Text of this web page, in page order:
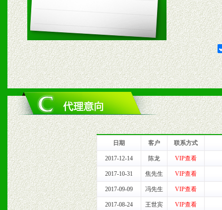
1、给予前期市场操作一定
2、对于临期，滞销品给予
六、服务优势
1、完善的信息服务咨询中
我们将及时回复您的疑问。
2、售后服务：突发性产品
以及时受理记录并合理妥
3、我们时刻整理各区销售
时收编销售效果显着的案
日期 客户 联系方式
2017-12-14 陈龙 VIP查看
2017-10-31 焦先生 VIP查看
2017-09-09 冯先生 VIP查看
2017-08-24 王世宾 VIP查看